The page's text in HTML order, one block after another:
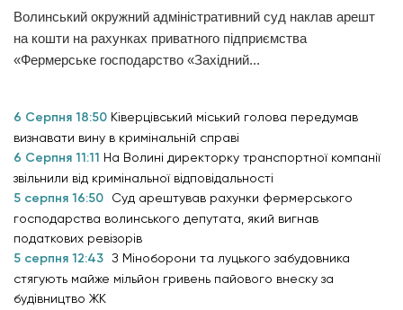
Волинський окружний адміністративний суд наклав арешт
на кошти на рахунках приватного підприємства
«Фермерське господарство «Західний...
6 Серпня 18:50 Ківерцівський міський голова передумав
визнавати вину в кримінальній справі
6 Серпня 11:11 На Волині директорку транспортної компанії
звільнили від кримінальної відповідальності
5 серпня 16:50
Суд арештував рахунки фермерського
господарства волинського депутата, який вигнав
податкових ревізорів
5 серпня 12:43 З Міноборони та луцького забудовника
стягують майже мільйон гривень пайового внеску за
будівництво ЖК